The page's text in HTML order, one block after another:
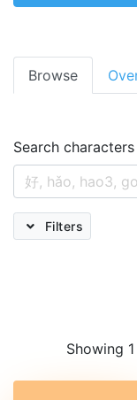
Browse
Search characters
Filters
Showing